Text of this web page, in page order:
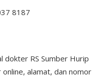
8187
dokter RS Sumber Hurip
alamat, dan nomor